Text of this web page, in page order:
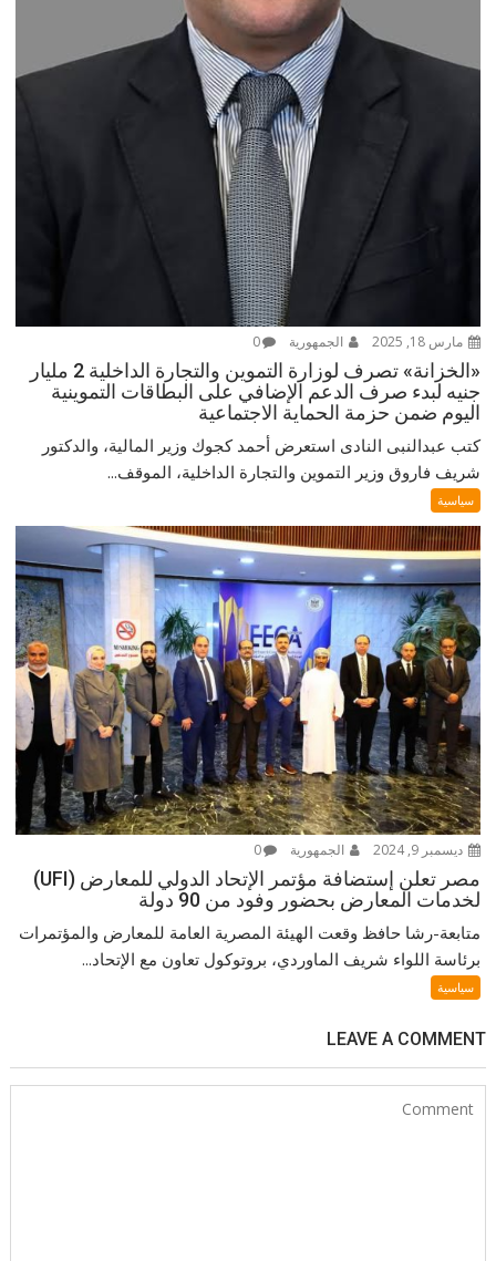
مارس 18, 2025 الجمهورية 0
«الخزانة» تصرف لوزارة التموين والتجارة الداخلية 2 مليار
جنيه لبدء صرف الدعم الإضافي على البطاقات التموينية
اليوم ضمن حزمة الحماية الاجتماعية
كتب عبدالنبى النادى استعرض أحمد كجوك وزير المالية، والدكتور
شريف فاروق وزير التموين والتجارة الداخلية، الموقف...
سياسية
ديسمبر 9, 2024 الجمهورية 0
مصر تعلن إستضافة مؤتمر الإتحاد الدولي للمعارض (UFI)
لخدمات المعارض بحضور وفود من 90 دولة
متابعة-رشا حافظ وقعت الهيئة المصرية العامة للمعارض والمؤتمرات
برئاسة اللواء شريف الماوردي، بروتوكول تعاون مع الإتحاد...
سياسية
LEAVE A COMMENT